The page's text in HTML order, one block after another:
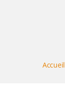
Accueil